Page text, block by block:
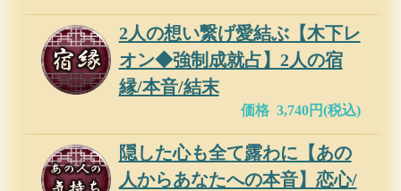
2人の想い繋げ愛結ぶ【木下レ
オン◆強制成就占】2人の宿
縁/本音/結末
価格 3,740円(税込)
隠した心も全て露わに【あの
人からあなたへの本音】恋心/